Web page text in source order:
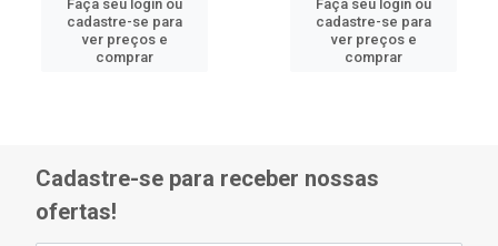
Faça seu login ou
cadastre-se para
ver preços e
comprar
Faça seu login ou
cadastre-se para
ver preços e
comprar
Cadastre-se para receber nossas
ofertas!